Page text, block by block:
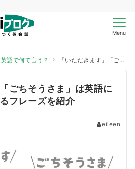
Menu
英語で何て言う？ 「いただきます」「ごちそうさま」は英語にある？食事で使えるフレーズを紹介
ごちそうさま」は英語に
フレーズを紹介
eileen